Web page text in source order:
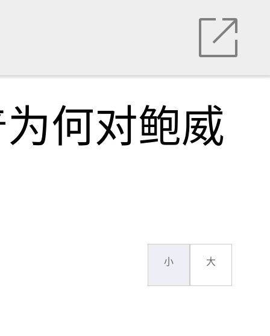
何对鲍威
小 大